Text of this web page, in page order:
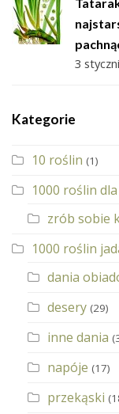
3
Kategorie
10 roślin (1)
1000 roślin
zrób sobie
1000 roślin
dania
desery (29)
inne dania
napóje (17)
przekąski